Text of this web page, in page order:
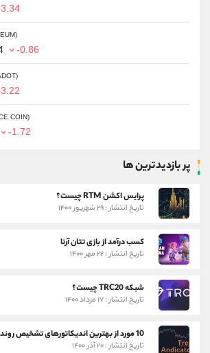
-0.86
COIN)
-1.72
پر بازدیدترین ها
پرایس اکشن RTM چیست؟
تاریخ انتشار : ۲۹ شهریور ۱۴۰۰
کسب درآمد از بازی تتان آرنا
تاریخ انتشار : ۲۲ مهر ۱۴۰۰
شبکه TRC20 چیست؟
تاریخ انتشار : ۱۷ مرداد ۱۴۰۰
10 مورد از بهترین اندیکاتورهای تشخیص روند
تاریخ انتشار : ۲۰ آذر ۱۴۰۰